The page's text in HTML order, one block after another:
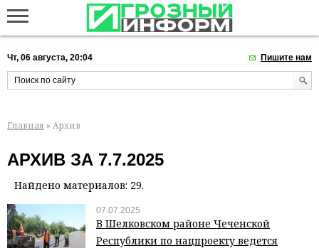
Чт, 06 августа, 20:04 Пишите нам
Главная » Архив
АРХИВ ЗА 7.7.2025
Найдено материалов: 29.
07.07.2025
В Шелковском районе Чеченской
Республики по нацпроекту ведется